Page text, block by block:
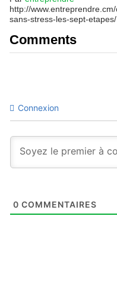
http://
sans-stress-les-sept-etapes/
Comments
Connexion
0 COMMENTAIRES